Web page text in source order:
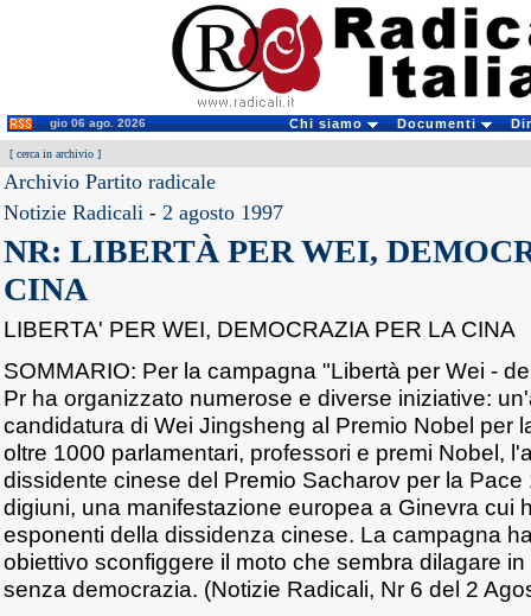
gio 06 ago. 2026 Chi siamo Documenti
[ cerca in archivio ]
Archivio Partito radicale
Notizie Radicali - 2 agosto 1997
NR: LIBERTÀ PER WEI,
CINA
LIBERTA' PER WEI, DEMOCRAZIA PER LA CINA
SOMMARIO: Per la campagna "Libertà per Wei -
Pr ha organizzato numerose e diverse iniziative:
candidatura di Wei Jingsheng al Premio Nobel per
oltre 1000 parlamentari, professori e premi Nobel,
dissidente cinese del Premio Sacharov per la
digiuni, una manifestazione europea a Ginevra cui
esponenti della dissidenza cinese. La campagna
obiettivo sconfiggere il moto che sembra dilagare
senza democrazia. (Notizie Radicali, Nr 6 del 2